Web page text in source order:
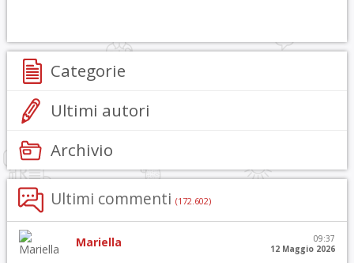
Categorie
Ultimi autori
Archivio
Ultimi commenti (172.602)
Mariella
09:37
12 Maggio 2026